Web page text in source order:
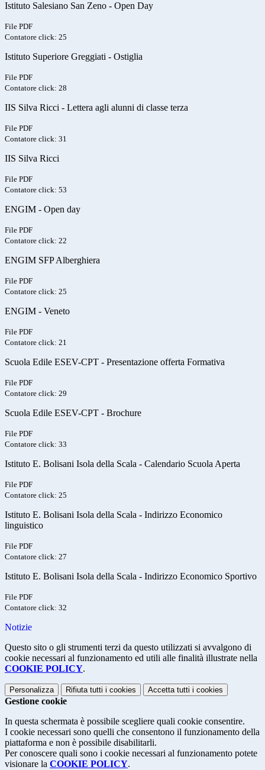
Istituto Salesiano San Zeno - Open Day
File PDF
Contatore click: 25
Istituto Superiore Greggiati - Ostiglia
File PDF
Contatore click: 28
IIS Silva Ricci - Lettera agli alunni di classe terza
File PDF
Contatore click: 31
IIS Silva Ricci
File PDF
Contatore click: 53
ENGIM - Open day
File PDF
Contatore click: 22
ENGIM SFP Alberghiera
File PDF
Contatore click: 25
ENGIM - Veneto
File PDF
Contatore click: 21
Scuola Edile ESEV-CPT - Presentazione offerta Formativa
File PDF
Contatore click: 29
Scuola Edile ESEV-CPT - Brochure
File PDF
Contatore click: 33
Istituto E. Bolisani Isola della Scala - Calendario Scuola Aperta
File PDF
Contatore click: 25
Istituto E. Bolisani Isola della Scala - Indirizzo Economico
linguistico
File PDF
Contatore click: 27
Istituto E. Bolisani Isola della Scala - Indirizzo Economico Sportivo
File PDF
Contatore click: 32
Notizie
Questo sito o gli strumenti terzi da questo utilizzati si avvalgono di
cookie necessari al funzionamento ed utili alle finalità illustrate nella
COOKIE POLICY.
Personalizza Rifiuta tutti i cookies Accetta tutti i cookies
Gestione cookie
In questa schermata è possibile scegliere quali cookie consentire.
I cookie necessari sono quelli che consentono il funzionamento della
piattaforma e non è possibile disabilitarli.
Per conoscere quali sono i cookie necessari al funzionamento potete
visionare la COOKIE POLICY.